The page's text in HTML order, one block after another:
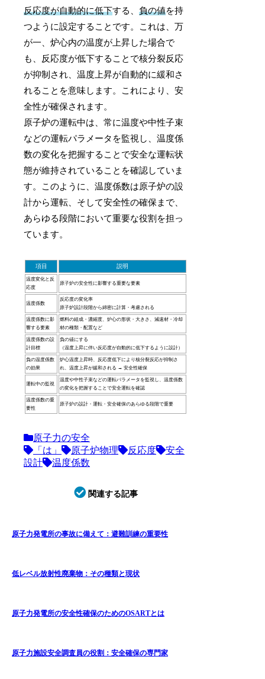
反応度が自動的に低下する、負の値を持
つように設定することです。これは、万
が一、炉心内の温度が上昇した場合で
も、反応度が低下することで核分裂反応
が抑制され、温度上昇が自動的に緩和さ
れることを意味します。これにより、安
全性が確保されます。
原子炉の運転中は、常に温度や中性子束
などの運転パラメータを監視し、温度係
数の変化を把握することで安全な運転状
態が維持されていることを確認していま
す。このように、温度係数は原子炉の設
計から運転、そして安全性の確保まで、
あらゆる段階において重要な役割を担っ
ています。
項目 説明
温度変化と反
応度
原子炉の安全性に影響する重要な要素
温度係数
反応度の変化率
原子炉設計段階から綿密に計算・考慮される
温度係数に影
響する要素
燃料の組成・濃縮度、炉心の形状・大きさ、減速材・冷却
材の種類・配置など
温度係数の設
計目標
負の値にする
（温度上昇に伴い反応度が自動的に低下するように設計）
負の温度係数
の効果
炉心温度上昇時、反応度低下により核分裂反応が抑制さ
れ、温度上昇が緩和される → 安全性確保
運転中の監視
温度や中性子束などの運転パラメータを監視し、温度係数
の変化を把握することで安全運転を確認
温度係数の重
要性
原子炉の設計・運転・安全確保のあらゆる段階で重要
原子力の安全
「は」
原子炉物理 反応度
安全
設計
温度係数
関連する記事
原子力発電所の事故に備えて：避難訓練の重要性
低レベル放射性廃棄物：その種類と現状
原子力発電所の安全性確保のためのOSARTとは
原子力施設安全調査員の役割：安全確保の専門家